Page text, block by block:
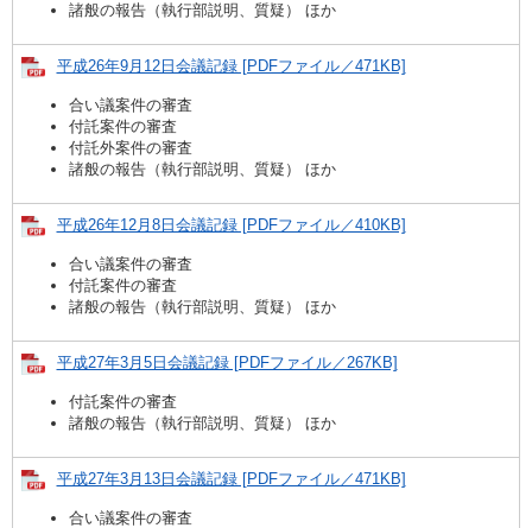
諸般の報告（執行部説明、質疑） ほか
平成26年9月12日会議記録 [PDFファイル／471KB]
合い議案件の審査
付託案件の審査
付託外案件の審査
諸般の報告（執行部説明、質疑） ほか
平成26年12月8日会議記録 [PDFファイル／410KB]
合い議案件の審査
付託案件の審査
諸般の報告（執行部説明、質疑） ほか
平成27年3月5日会議記録 [PDFファイル／267KB]
付託案件の審査
諸般の報告（執行部説明、質疑） ほか
平成27年3月13日会議記録 [PDFファイル／471KB]
合い議案件の審査